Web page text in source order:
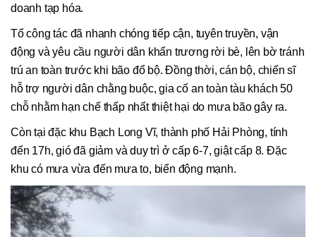
doanh tạp hóa.
Tổ công tác đã nhanh chóng tiếp cận, tuyên truyền, vận
động và yêu cầu người dân khẩn trương rời bè, lên bờ tránh
trú an toàn trước khi bão đổ bộ. Đồng thời, cán bộ, chiến sĩ
hỗ trợ người dân chằng buộc, gia cố an toàn tàu khách 50
chỗ nhằm hạn chế thấp nhất thiệt hại do mưa bão gây ra.
Còn tại đặc khu Bạch Long Vĩ, thành phố Hải Phòng, tính
đến 17h, gió đã giảm và duy trì ở cấp 6-7, giật cấp 8. Đặc
khu có mưa vừa đến mưa to, biển động mạnh.